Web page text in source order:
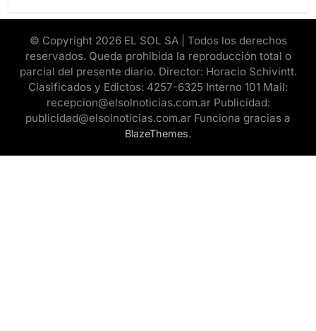
© Copyright 2026 EL SOL SA | Todos los derechos
reservados. Queda prohibida la reproducción total o
parcial del presente diario. Director: Horacio Schivintt.
Clasificados y Edictos: 4257-6325 Interno 101 Mail:
recepcion@elsolnoticias.com.ar Publicidad:
publicidad@elsolnoticias.com.ar Funciona gracias a
BlazeThemes.